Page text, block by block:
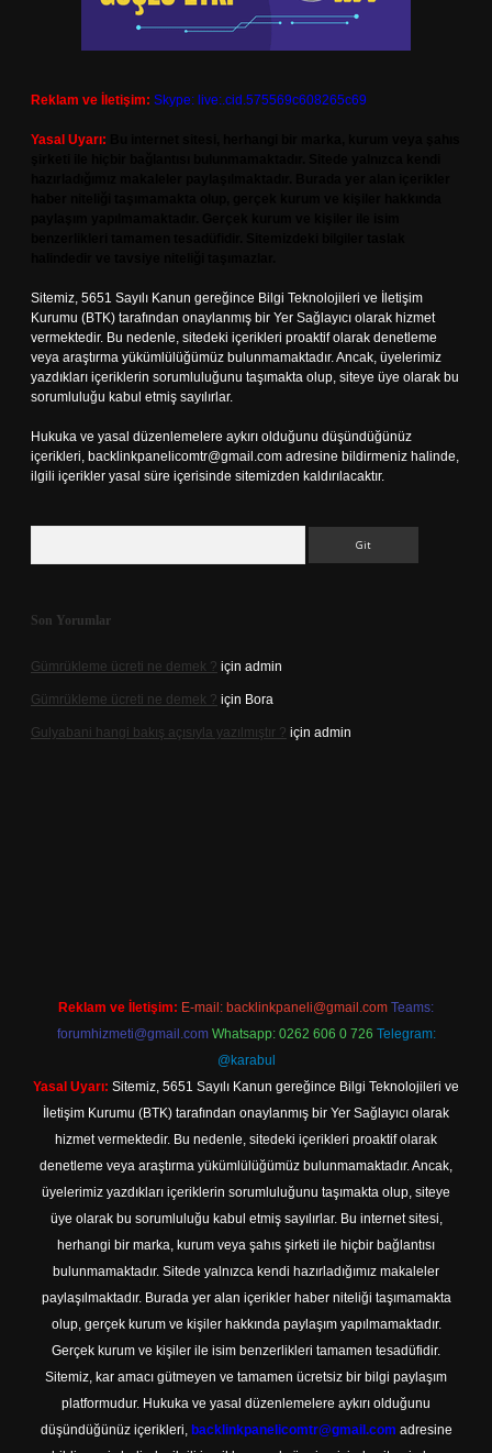
Reklam ve İletişim: Skype: live:.cid.575569c608265c69
Yasal Uyarı:
Sitemiz, 5651 Sayılı Kanun gereğince Bilgi Teknolojileri ve İletişim
Kurumu (BTK) tarafından onaylanmış bir Yer Sağlayıcı olarak hizmet
vermektedir. Bu nedenle, sitedeki içerikleri proaktif olarak denetleme
veya araştırma yükümlülüğümüz bulunmamaktadır. Ancak, üyelerimiz
yazdıkları içeriklerin sorumluluğunu taşımakta olup, siteye üye olarak bu
sorumluluğu kabul etmiş sayılırlar.
Hukuka ve yasal düzenlemelere aykırı olduğunu düşündüğünüz
içerikleri, backlinkpanelicomtr@gmail.com adresine bildirmeniz halinde,
ilgili içerikler yasal süre içerisinde sitemizden kaldırılacaktır.
Son Yorumlar
Gümrükleme ücreti ne demek ? için admin
Gümrükleme ücreti ne demek ? için Bora
Gulyabani hangi bakış açısıyla yazılmıştır ? için admin
Reklam ve İletişim: E-mail: backlinkpaneli@gmail.com Teams:
forumhizmeti@gmail.com Whatsapp: 0262 606 0 726 Telegram:
@karabul
Yasal Uyarı: Sitemiz, 5651 Sayılı Kanun gereğince Bilgi Teknolojileri ve
İletişim Kurumu (BTK) tarafından onaylanmış bir Yer Sağlayıcı olarak
hizmet vermektedir. Bu nedenle, sitedeki içerikleri proaktif olarak
denetleme veya araştırma yükümlülüğümüz bulunmamaktadır. Ancak,
üyelerimiz yazdıkları içeriklerin sorumluluğunu taşımakta olup, siteye
üye olarak bu sorumluluğu kabul etmiş sayılırlar. Bu internet sitesi,
herhangi bir marka, kurum veya şahıs şirketi ile hiçbir bağlantısı
bulunmamaktadır. Sitede yalnızca kendi hazırladığımız makaleler
paylaşılmaktadır. Burada yer alan içerikler haber niteliği taşımamakta
olup, gerçek kurum ve kişiler hakkında paylaşım yapılmamaktadır.
Gerçek kurum ve kişiler ile isim benzerlikleri tamamen tesadüfidir.
Sitemiz, kar amacı gütmeyen ve tamamen ücretsiz bir bilgi paylaşım
platformudur. Hukuka ve yasal düzenlemelere aykırı olduğunu
düşündüğünüz içerikleri, backlinkpanelicomtr@gmail.com adresine